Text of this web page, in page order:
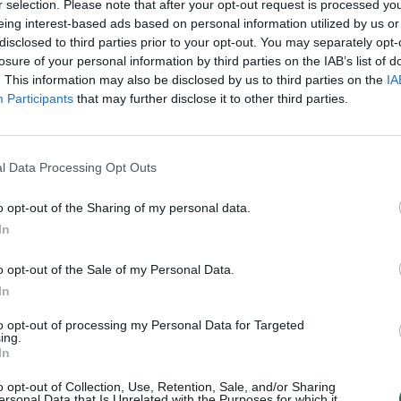
selection. Please note that after your opt-out request is processed
interest-based ads based on personal information utilized by us
to third parties prior to your opt-out. You may separately
of your personal information by third parties on the IAB’s list of
This information may also be disclosed by us to third parties on the
Participants that may further disclose it to other third parties.
Data Processing Opt Outs
opt-out of the Sharing of my personal data.
opt-out of the Sale of my Personal Data.
opt-out of processing my Personal Data for Targeted
opt-out of Collection, Use, Retention, Sale, and/or Sharing
Visi įrašai
–
00:03:52
Liūdna vyresnio amžiaus dirbančiųjų
kasdienybė – priekabiavimas, patyčios ir
Žinios | Lietuvos diena
Aukštaitijos pučiamųjų orkestras
Žinios Lietuvos diena